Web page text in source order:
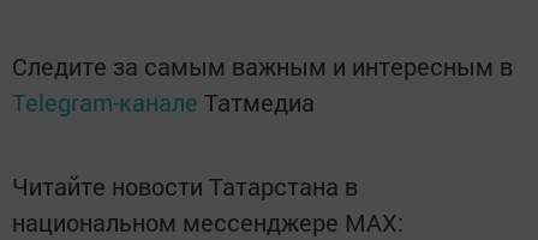
Следите за самым важным и интересным в
Telegram-канале Татмедиа
Читайте новости Татарстана в
национальном мессенджере MАХ: